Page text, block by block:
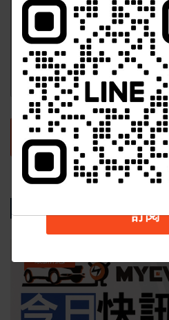
發表評論
最新消息
中 華 超
Https://
訂閱